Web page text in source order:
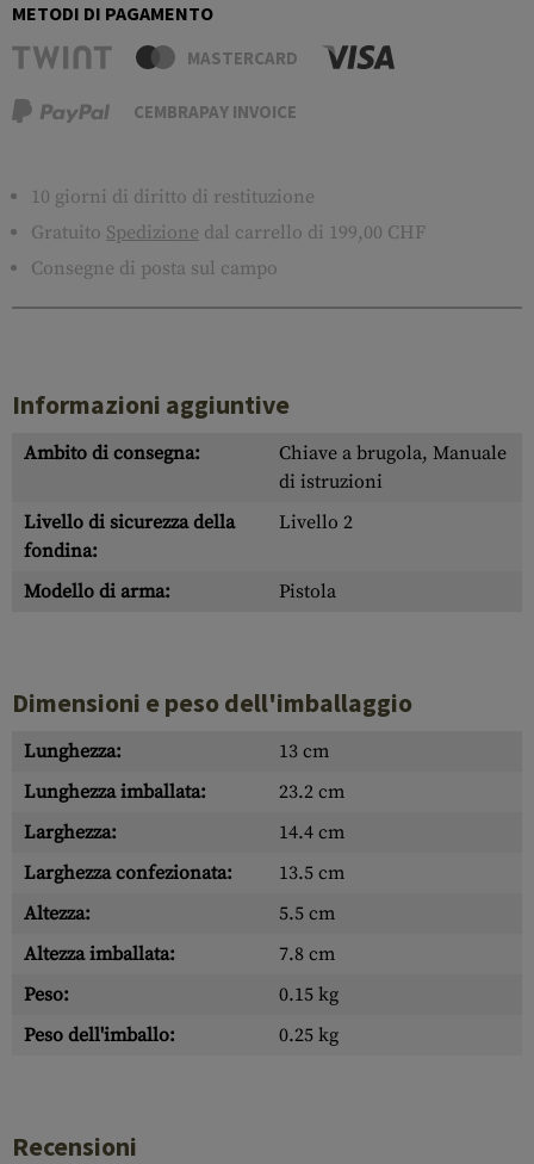
METODI DI PAGAMENTO
MASTERCARD
CEMBRAPAY INVOICE
10 giorni di diritto di restituzione
Gratuito Spedizione dal carrello di 199,00 CHF
Consegne di posta sul campo
Informazioni aggiuntive
Ambito di consegna:
Chiave a brugola, Manuale
di istruzioni
Livello di sicurezza della
fondina:
Livello 2
Modello di arma: Pistola
Dimensioni e peso dell'imballaggio
Lunghezza:
13 cm
Lunghezza imballata:
23.2 cm
Larghezza:
14.4 cm
Larghezza confezionata:
13.5 cm
Altezza:
5.5 cm
Altezza imballata:
7.8 cm
Peso:
0.15 kg
Peso dell'imballo:
0.25 kg
Recensioni